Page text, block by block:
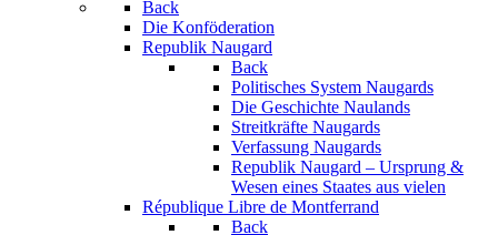
Back
Die Konföderation
Republik Naugard
Back
Politisches System Naugards
Die Geschichte Naulands
Streitkräfte Naugards
Verfassung Naugards
Republik Naugard – Ursprung &
Wesen eines Staates aus vielen
République Libre de Montferrand
Back